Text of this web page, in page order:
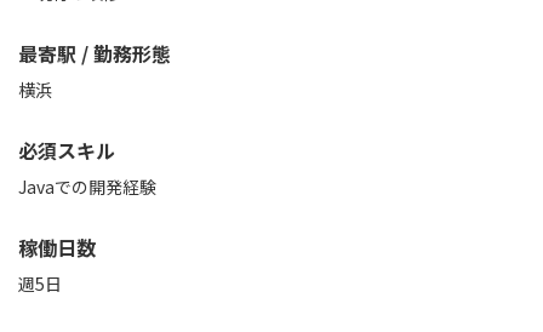
最寄駅 / 勤務形態
横浜
必須スキル
Javaでの開発経験
稼働日数
週5日